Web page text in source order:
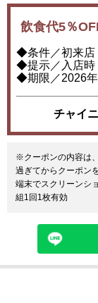
飲食代5％
◆条件／初来店
◆提示／入店時
◆期限／2026
チャイ
※クーポンの内容は
過ぎてからクーポン
端末でスクリーンシ
組1回1枚有効